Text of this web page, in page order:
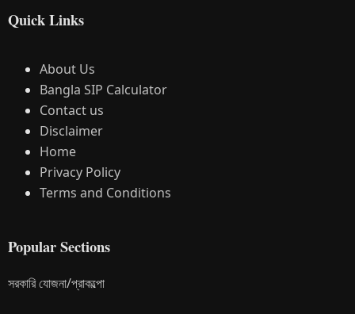
Quick Links
About Us
Bangla SIP Calculator
Contact us
Disclaimer
Home
Privacy Policy
Terms and Conditions
Popular Sections
সরকারি যোজনা/প্রাকল্পো